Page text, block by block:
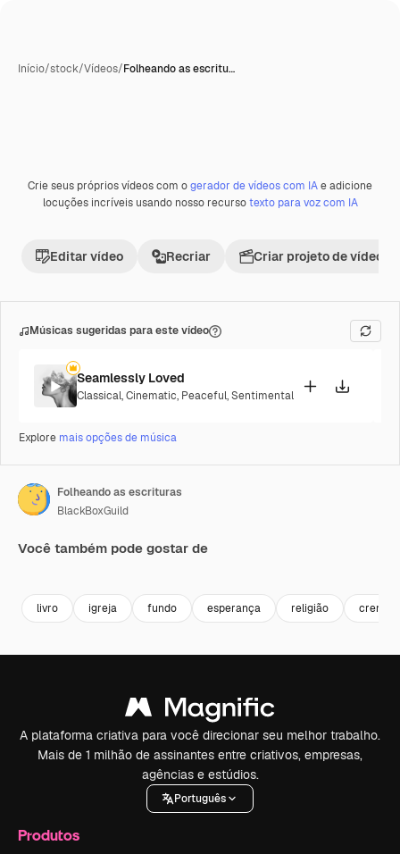
Início/stock/Vídeos/Folheando as escritu…
Premium
Crie seus próprios vídeos com ogerador de vídeos com IAe adicione
locuções incríveis usando nosso recursotexto para voz com IA
Editar vídeo Recriar Criar projeto de vídeo
Músicas sugeridas para este vídeo
Seamlessly Loved
Classical,Cinematic, Peaceful,Sentimental
Explore mais opções de música
Folheando as escrituras
BlackBoxGuild
Você também pode gostar de
livro igreja fundo esperança religião crença
A plataforma criativa para você direcionar seu melhor trabalho.
Mais de 1 milhão de assinantes entre criativos, empresas,
agências e estúdios.
Português
Produtos